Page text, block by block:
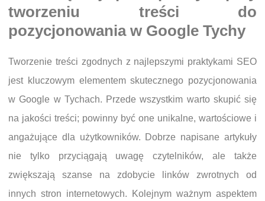
tworzeniu treści do
pozycjonowania w Google Tychy
Tworzenie treści zgodnych z najlepszymi praktykami SEO
jest kluczowym elementem skutecznego pozycjonowania
w Google w Tychach. Przede wszystkim warto skupić się
na jakości treści; powinny być one unikalne, wartościowe i
angażujące dla użytkowników. Dobrze napisane artykuły
nie tylko przyciągają uwagę czytelników, ale także
zwiększają szanse na zdobycie linków zwrotnych od
innych stron internetowych. Kolejnym ważnym aspektem